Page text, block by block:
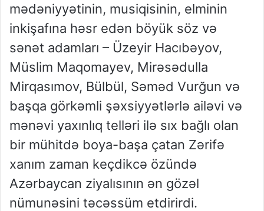
mədəniyyətinin, musiqisinin, elminin
inkişafına həsr edən böyük söz və
sənət adamları – Üzeyir Hacıbəyov,
Müslim Maqomayev, Mirəsədulla
Mirqasımov, Bülbül, Səməd Vurğun və
başqa görkəmli şəxsiyyətlərlə ailəvi və
mənəvi yaxınlıq telləri ilə sıx bağlı olan
bir mühitdə boya-başa çatan Zərifə
xanım zaman keçdikcə özündə
Azərbaycan ziyalısının ən gözəl
nümunəsini təcəssüm etdirirdi.